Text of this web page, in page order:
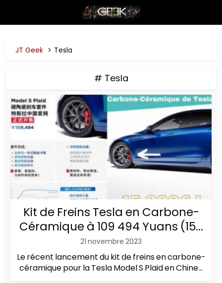
JT Geek Tesla
# Tesla
Kit de Freins Tesla en Carbone-
Céramique à 109 494 Yuans (15...
21 novembre 2023
Le récent lancement du kit de freins en carbone-
céramique pour la Tesla Model S Plaid en Chine...